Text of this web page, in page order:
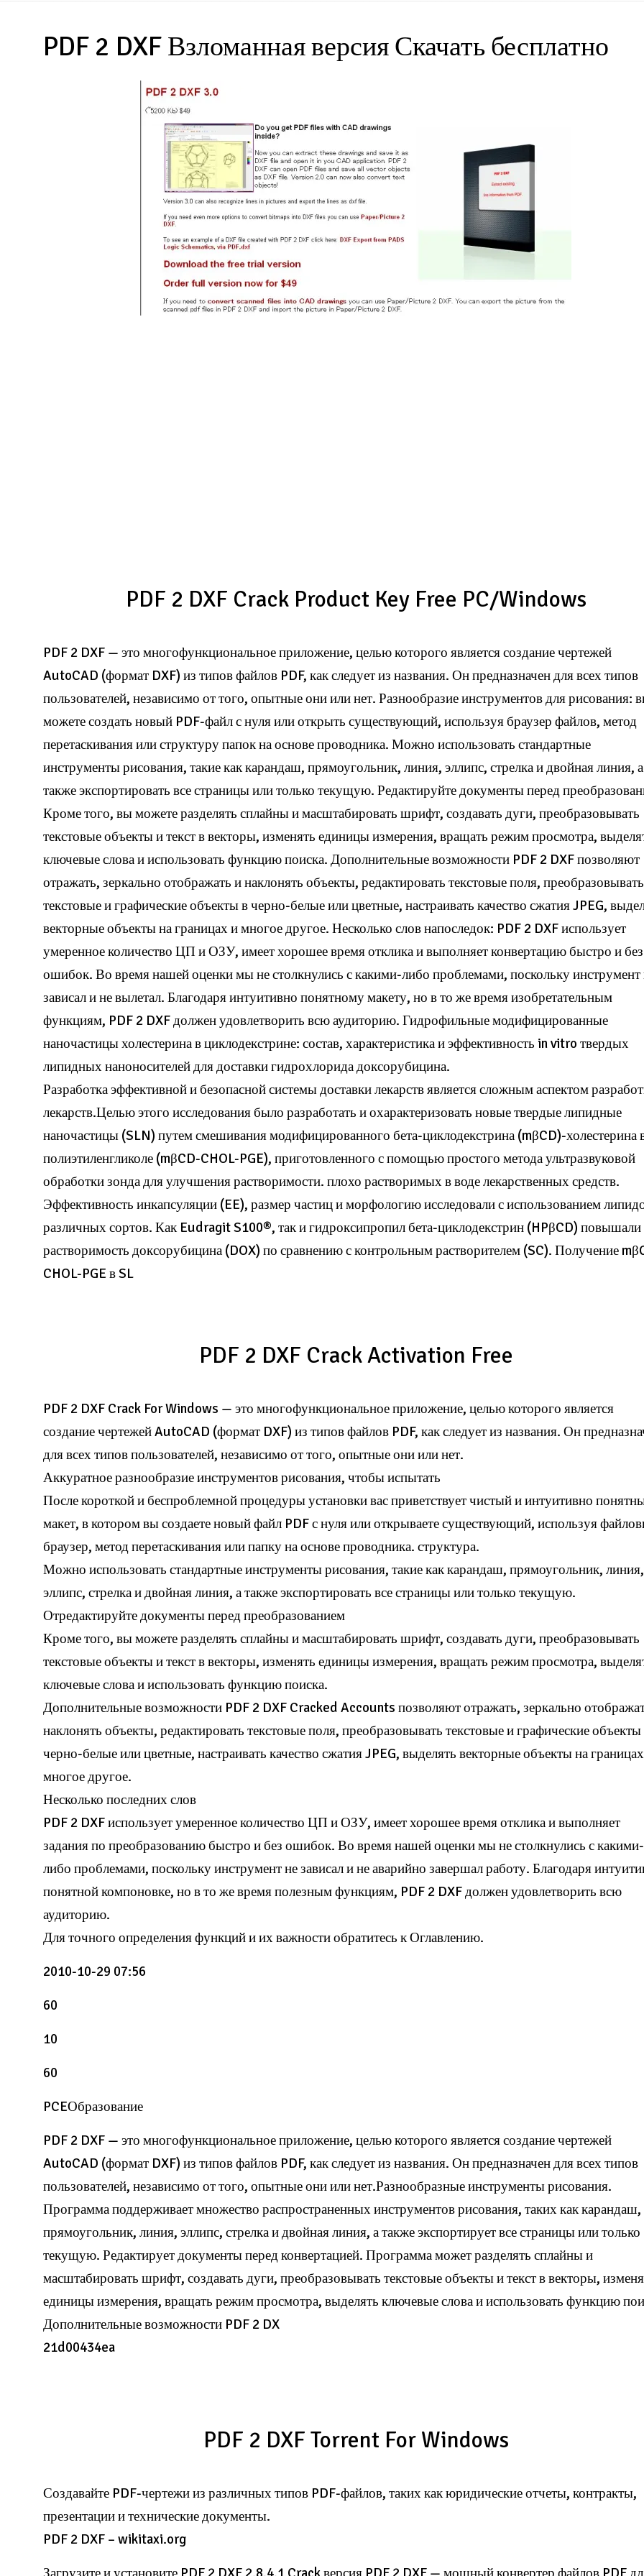
PDF 2 DXF Взломанная версия Скачать бесплатно
PDF 2 DXF Crack Product Key Free PC/Windows
PDF 2 DXF — это многофункциональное приложение, целью которого является создание чертежей
AutoCAD (формат DXF) из типов файлов PDF, как следует из названия. Он предназначен для всех типов
пользователей, независимо от того, опытные они или нет. Разнообразие инструментов для рисования:
можете создать новый PDF-файл с нуля или открыть существующий, используя браузер файлов, метод
перетаскивания или структуру папок на основе проводника. Можно использовать стандартные
инструменты рисования, такие как карандаш, прямоугольник, линия, эллипс, стрелка и двойная линия, а
также экспортировать все страницы или только текущую. Редактируйте документы перед
Кроме того, вы можете разделять сплайны и масштабировать шрифт, создавать дуги, преобразовывать
текстовые объекты и текст в векторы, изменять единицы измерения, вращать режим просмотра,
ключевые слова и использовать функцию поиска. Дополнительные возможности PDF 2 DXF позволяют
отражать, зеркально отображать и наклонять объекты, редактировать текстовые поля, преобразовывать
текстовые и графические объекты в черно-белые или цветные, настраивать качество сжатия JPEG,
векторные объекты на границах и многое другое. Несколько слов напоследок: PDF 2 DXF использует
умеренное количество ЦП и ОЗУ, имеет хорошее время отклика и выполняет конвертацию быстро и без
ошибок. Во время нашей оценки мы не столкнулись с какими-либо проблемами, поскольку инструмент
зависал и не вылетал. Благодаря интуитивно понятному макету, но в то же время изобретательным
функциям, PDF 2 DXF должен удовлетворить всю аудиторию. Гидрофильные модифицированные
наночастицы холестерина в циклодекстрине: состав, характеристика и эффективность in vitro твердых
липидных наноносителей для доставки гидрохлорида доксорубицина.
Разработка эффективной и безопасной системы доставки лекарств является сложным аспектом
лекарств.Целью этого исследования было разработать и охарактеризовать новые твердые липидные
наночастицы (SLN) путем смешивания модифицированного бета-циклодекстрина (mβCD)-холестерина
полиэтиленгликоле (mβCD-CHOL-PGE), приготовленного с помощью простого метода ультразвуковой
обработки зонда для улучшения растворимости. плохо растворимых в воде лекарственных средств.
Эффективность инкапсуляции (EE), размер частиц и морфологию исследовали с использованием
различных сортов. Как Eudragit S100®, так и гидроксипропил бета-циклодекстрин (HPβCD) повышали
растворимость доксорубицина (DOX) по сравнению с контрольным растворителем (SC). Получение
CHOL-PGE в SL
PDF 2 DXF Crack Activation Free
PDF 2 DXF Crack For Windows — это многофункциональное приложение, целью которого является
создание чертежей AutoCAD (формат DXF) из типов файлов PDF, как следует из названия. Он
для всех типов пользователей, независимо от того, опытные они или нет.
Аккуратное разнообразие инструментов рисования, чтобы испытать
После короткой и беспроблемной процедуры установки вас приветствует чистый и интуитивно
макет, в котором вы создаете новый файл PDF с нуля или открываете существующий, используя
браузер, метод перетаскивания или папку на основе проводника. структура.
Можно использовать стандартные инструменты рисования, такие как карандаш, прямоугольник, линия,
эллипс, стрелка и двойная линия, а также экспортировать все страницы или только текущую.
Отредактируйте документы перед преобразованием
Кроме того, вы можете разделять сплайны и масштабировать шрифт, создавать дуги, преобразовывать
текстовые объекты и текст в векторы, изменять единицы измерения, вращать режим просмотра,
ключевые слова и использовать функцию поиска.
Дополнительные возможности PDF 2 DXF Cracked Accounts позволяют отражать, зеркально
наклонять объекты, редактировать текстовые поля, преобразовывать текстовые и графические объекты
черно-белые или цветные, настраивать качество сжатия JPEG, выделять векторные объекты на
многое другое.
Несколько последних слов
PDF 2 DXF использует умеренное количество ЦП и ОЗУ, имеет хорошее время отклика и выполняет
задания по преобразованию быстро и без ошибок. Во время нашей оценки мы не столкнулись с какими-
либо проблемами, поскольку инструмент не зависал и не аварийно завершал работу. Благодаря
понятной компоновке, но в то же время полезным функциям, PDF 2 DXF должен удовлетворить всю
аудиторию.
Для точного определения функций и их важности обратитесь к Оглавлению.
2010-10-29 07:56
60
10
60
PCEОбразование
PDF 2 DXF — это многофункциональное приложение, целью которого является создание чертежей
AutoCAD (формат DXF) из типов файлов PDF, как следует из названия. Он предназначен для всех типов
пользователей, независимо от того, опытные они или нет.Разнообразные инструменты рисования.
Программа поддерживает множество распространенных инструментов рисования, таких как карандаш,
прямоугольник, линия, эллипс, стрелка и двойная линия, а также экспортирует все страницы или только
текущую. Редактирует документы перед конвертацией. Программа может разделять сплайны и
масштабировать шрифт, создавать дуги, преобразовывать текстовые объекты и текст в векторы,
единицы измерения, вращать режим просмотра, выделять ключевые слова и использовать функцию
Дополнительные возможности PDF 2 DX
21d00434ea
PDF 2 DXF Torrent For Windows
Создавайте PDF-чертежи из различных типов PDF-файлов, таких как юридические отчеты, контракты,
презентации и технические документы.
PDF 2 DXF – wikitaxi.org